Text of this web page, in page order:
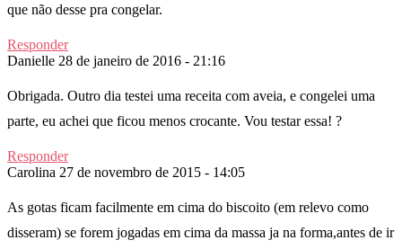
que não desse pra congelar.
Responder
Danielle 28 de janeiro de 2016 - 21:16
Obrigada. Outro dia testei uma receita com aveia, e congelei uma
parte, eu achei que ficou menos crocante. Vou testar essa! ?
Responder
Carolina 27 de novembro de 2015 - 14:05
As gotas ficam facilmente em cima do biscoito (em relevo como
disseram) se forem jogadas em cima da massa ja na forma,antes de ir